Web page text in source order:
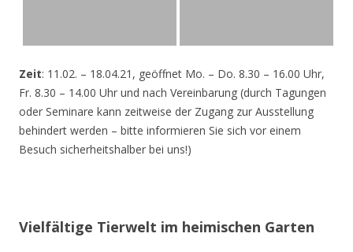
Zeit: 11.02. – 18.04.21, geöffnet Mo. – Do. 8.30 – 16.00 Uhr,
Fr. 8.30 – 14.00 Uhr und nach Vereinbarung (durch Tagungen
oder Seminare kann zeitweise der Zugang zur Ausstellung
behindert werden – bitte informieren Sie sich vor einem
Besuch sicherheitshalber bei uns!)
Vielfältige Tierwelt im heimischen Garten